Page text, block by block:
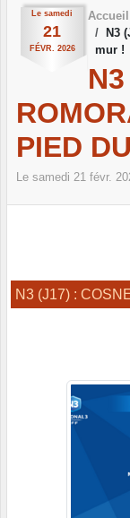
Le samedi
21
FÉVR. 2026
Accueil
N3
mur !
PIED
Le samedi 21 févr.
N3 (J17) :